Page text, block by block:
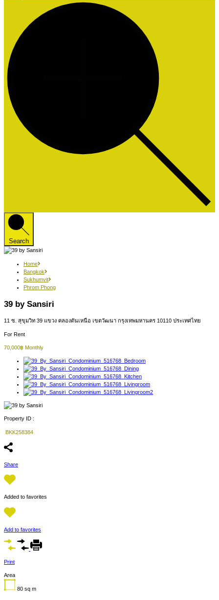
Search
Home
Bangkok
Sukhumvit
Phrom Phong
39 by Sansiri
11 ซ. สุขุมวิท 39 แขวง คลองตันเหนือ เขตวัฒนา กรุงเทพมหานคร 10110 ประเทศไทย
For Rent
70,000฿ Monthly
Property ID :
BKK258384
Share
Added to favorites
Add to favorites
Print
Area
80 sq m